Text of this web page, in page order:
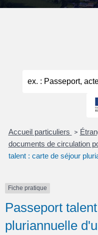
Accueil particuliers >
documents de circulation
talent : carte de séjour
Fiche pratique
Passeport
pluriannuelle